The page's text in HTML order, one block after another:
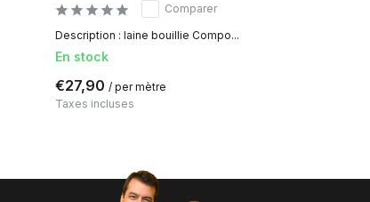
Comparer
Description : laine bouillie Compo...
En stock
€27,90 / per mètre
Taxes incluses